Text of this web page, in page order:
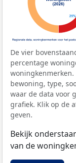
De vier
percentage
bewoning, type,
waar de data voor
grafiek. Klik op de
geven.
Bekijk
van de